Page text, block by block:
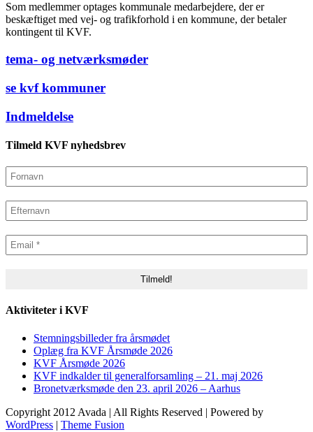
Som medlemmer optages kommunale medarbejdere, der er
beskæftiget med vej- og trafikforhold i en kommune, der betaler
kontingent til KVF.
tema- og netværksmøder
se kvf kommuner
Indmeldelse
Tilmeld KVF nyhedsbrev
Aktiviteter i KVF
Stemningsbilleder fra årsmødet
Oplæg fra KVF Årsmøde 2026
KVF Årsmøde 2026
KVF indkalder til generalforsamling – 21. maj 2026
Bronetværksmøde den 23. april 2026 – Aarhus
Copyright 2012 Avada | All Rights Reserved | Powered by
WordPress | Theme Fusion